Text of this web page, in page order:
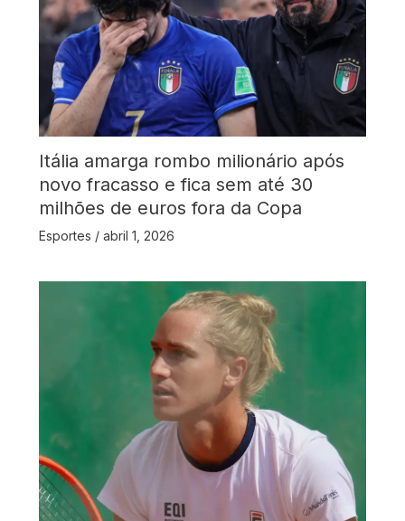
Itália amarga rombo milionário após
novo fracasso e fica sem até 30
milhões de euros fora da Copa
Esportes / abril 1, 2026